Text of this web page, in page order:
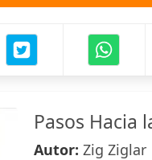
Pasos Hacia
Autor: Zig Ziglar